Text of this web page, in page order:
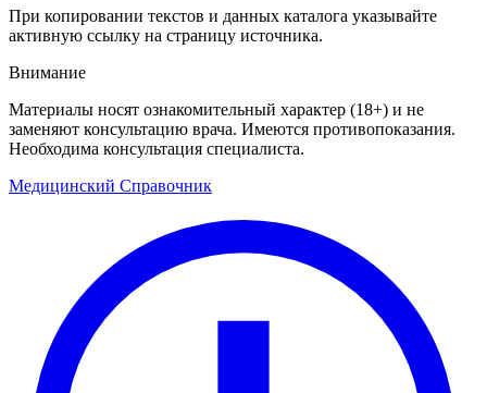
При копировании текстов и данных каталога указывайте
активную ссылку на страницу источника.
Внимание
Материалы носят ознакомительный характер (18+) и не
заменяют консультацию врача. Имеются противопоказания.
Необходима консультация специалиста.
Медицинский Справочник